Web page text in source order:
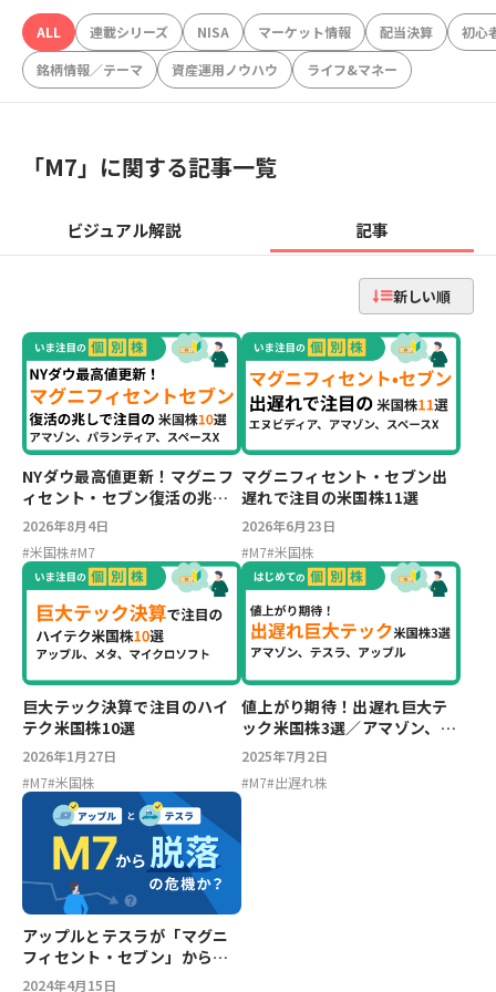
ALL 連載シリーズ NISA マーケット情報 配当決算
初心
銘柄情報／テーマ
資産運用ノウハウ ライフ&マネー
「M7」に関する記事一覧
ビジュアル解説 記事
新しい順
NYダウ最高値更新！マグニフ
ィセント・セブン復活の兆し
で注目の米国株10選
2026年8月4日
#米国株#M7
マグニフィセント・セブン出
遅れで注目の米国株11選
2026年6月23日
#M7#米国株
巨大テック決算で注目のハイ
テク米国株10選
2026年1月27日
#M7#米国株
値上がり期待！出遅れ巨大テ
ック米国株3選／アマゾン、テ
スラ、アップル
2025年7月2日
#M7#出遅れ株
アップルとテスラが「マグニ
フィセント・セブン」から脱
落の危機か？
2024年4月15日